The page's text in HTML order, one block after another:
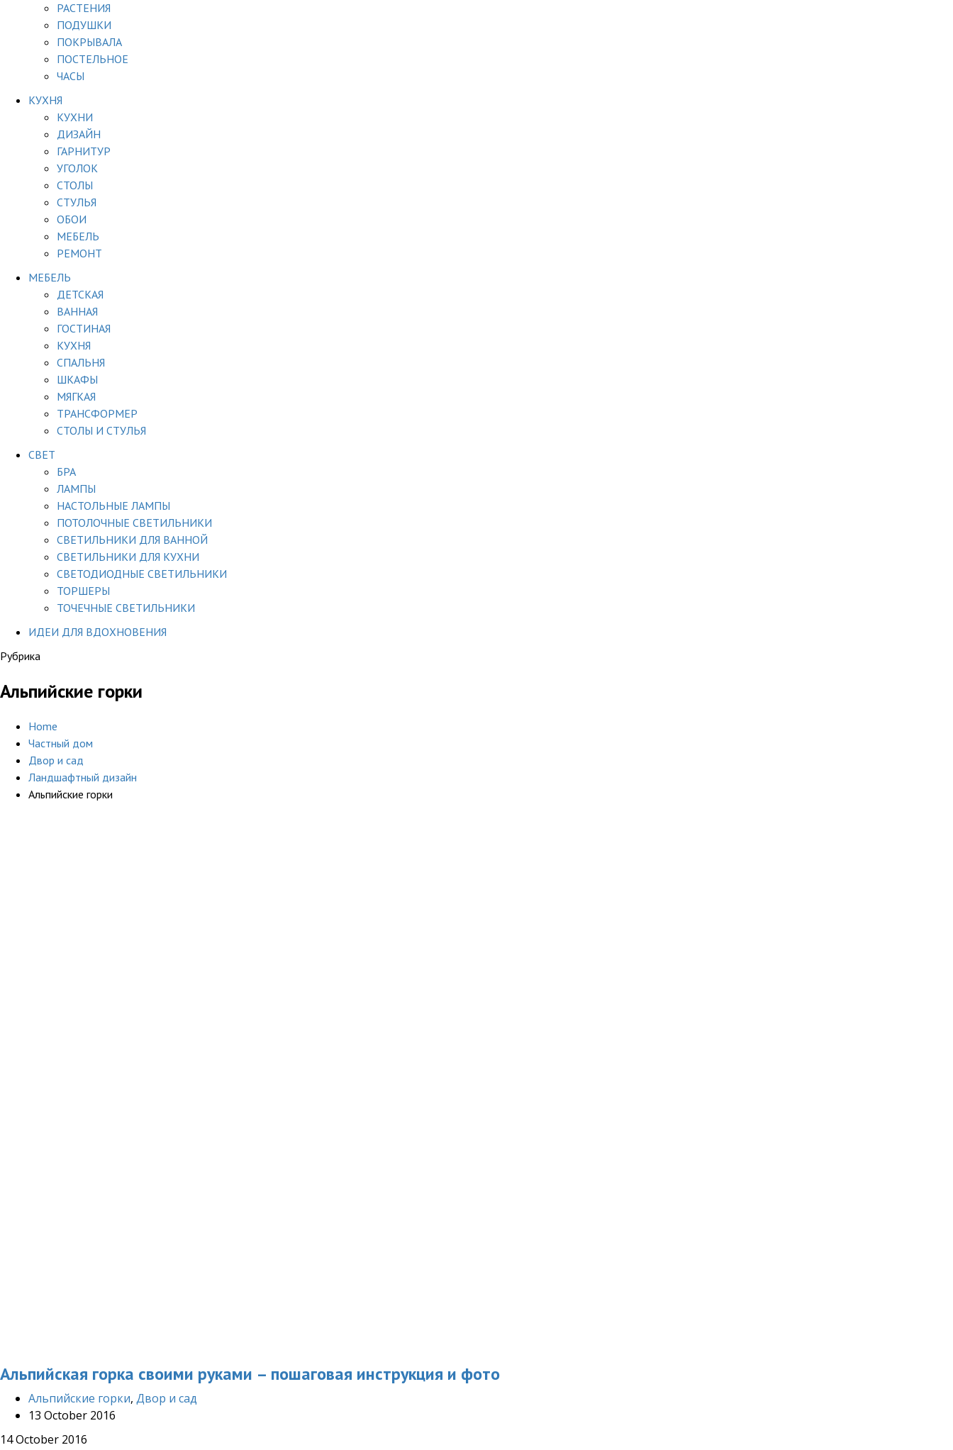
РАСТЕНИЯ
ПОДУШКИ
ПОКРЫВАЛА
ПОСТЕЛЬНОЕ
ЧАСЫ
КУХНЯ
КУХНИ
ДИЗАЙН
ГАРНИТУР
УГОЛОК
СТОЛЫ
СТУЛЬЯ
ОБОИ
МЕБЕЛЬ
РЕМОНТ
МЕБЕЛЬ
ДЕТСКАЯ
ВАННАЯ
ГОСТИНАЯ
КУХНЯ
СПАЛЬНЯ
ШКАФЫ
МЯГКАЯ
ТРАНСФОРМЕР
СТОЛЫ И СТУЛЬЯ
СВЕТ
БРА
ЛАМПЫ
НАСТОЛЬНЫЕ ЛАМПЫ
ПОТОЛОЧНЫЕ СВЕТИЛЬНИКИ
СВЕТИЛЬНИКИ ДЛЯ ВАННОЙ
СВЕТИЛЬНИКИ ДЛЯ КУХНИ
СВЕТОДИОДНЫЕ СВЕТИЛЬНИКИ
ТОРШЕРЫ
ТОЧЕЧНЫЕ СВЕТИЛЬНИКИ
ИДЕИ ДЛЯ ВДОХНОВЕНИЯ
Рубрика
Альпийские горки
Home
Частный дом
Двор и сад
Ландшафтный дизайн
Альпийские горки
Альпийская горка своими руками – пошаговая инструкция и фото
Альпийские горки, Двор и сад
13 October 2016
14 October 2016